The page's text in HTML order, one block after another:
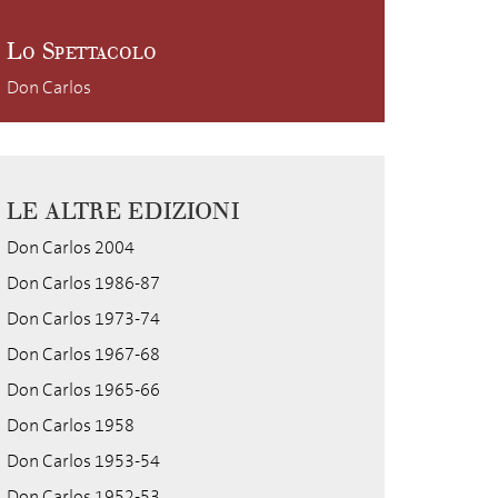
Lo Spettacolo
Don Carlos
LE ALTRE EDIZIONI
Don Carlos 2004
Don Carlos 1986-87
Don Carlos 1973-74
Don Carlos 1967-68
Don Carlos 1965-66
Don Carlos 1958
Don Carlos 1953-54